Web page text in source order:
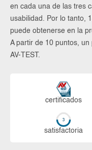
en cada una de las tres
usabilidad. Por lo tanto,
puede obtenerse en la
A partir de 10 puntos,
AV-TEST.
certi­ficados
sa­tis­fac­to­ria